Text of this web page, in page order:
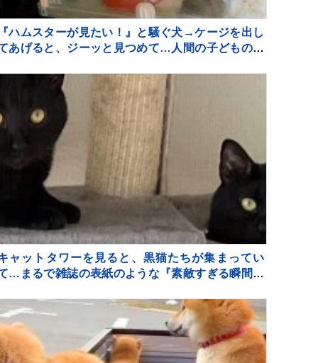
『ハムスターが見たい！』と騒ぐ犬→ケージを出し
あげると、ジーッと見つめて…人間の子どものよ
ャットタワーを見ると、黒猫たちが集まってい
…まるで雑誌の表紙のような『素敵すぎる瞬間』